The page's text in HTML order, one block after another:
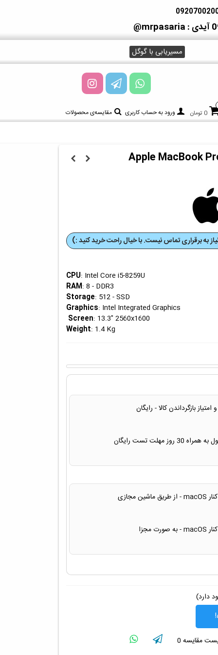
آیدی : mrpasaria@
مسیریابی با گوگل
0 تومان ورود به حساب کاربری
مقایسه‌ی محصولات
Apple MacBook
به برقراری تماس نیست. با خیال راحت خرید کنید :)
CPU: Intel Core i5-8259U
RAM: 8 - DDR3
Storage: 512 - SSD
Graphics: Intel Integrated Graphics
Screen: 13.3" 2560x1600
Weight: 1.4 Kg
مقایسه 0